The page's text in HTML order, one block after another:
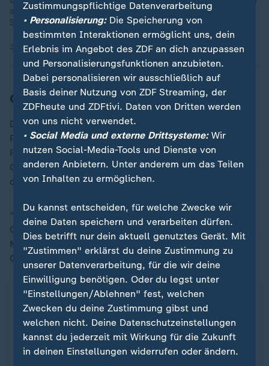
abräumen: eine Trophäe geht an die Jugendserie "Auf Fritzis
Spuren".
24.11.2025 | 0:42 min
Obama bekundet Beileid
Der ehemalige US-Präsident
Reiners Verdienste in Film und Fernsehen. Der
Regisseur habe den Amerikanern einige ihrer liebsten
Geschichten auf der Leinwand beschert, schrieb er auf
derPlattform X.
"Doch hinter all den von ihm geschaffenen
Geschichten stand ein tiefer Glaube an das Gute im
Menschen - und ein lebenslanges Engagement, diesen
Glauben in die Tat umzusetzen", so Obama.
Post von Obama bei X
Ein Klick für den Datenschutz
Zustimmungspflichtige Datenverarbeitung
• Personalisierung:Die Speicherung von
bestimmten Interaktionen ermöglicht uns, dein
Erlebnis im Angebot des ZDF an dich anzupassen
und Personalisierungsfunktionen anzubieten.
Dabei personalisieren wir ausschließlich auf
Basis deiner Nutzung von ZDF Streaming, der
ZDFheute und ZDFtivi. Daten von Dritten werden
von uns nicht verwendet.
• Social Media und externe Drittsysteme:Wir
nutzen Social-Media-Tools und Dienste von
anderen Anbietern. Unter anderem um das Teilen
von Inhalten zu ermöglichen.
Du kannst entscheiden, für welche Zwecke wir
deine Daten speichern und verarbeiten dürfen.
Dies betrifft nur dein aktuell genutztes Gerät. Mit
"Zustimmen" erklärst du deine Zustimmung zu
unserer Datenverarbeitung, für die wir deine
Einwilligung benötigen. Oder du legst unter
"Einstellungen/Ablehnen" fest, welchen
Zwecken du deine Zustimmung gibst und
welchen nicht. Deine Datenschutzeinstellungen
kannst du jederzeit mit Wirkung für die Zukunft
in deinen Einstellungen widerrufen oder ändern.